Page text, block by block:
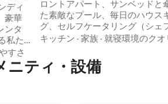
ディ
豪華
ンタ
私た
で高
ー向け
すさ
ロントアパート、サンベッドと
た素敵なプール、毎日のハウス
グ、セルフケータリング（シェ
できます）。 スマートな作業に
家族のグループに最適です（短
長期のレンタルに最適です）。
キッチン · 家族 · 就寝環境のクオ
ニティ・設備